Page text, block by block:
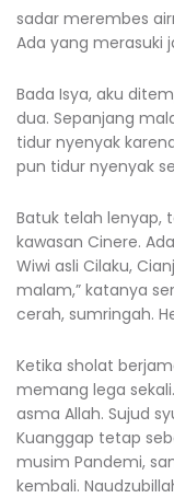
sadar merembes
Ada yang merasuki
Bada Isya, aku
dua. Sepanjang
tidur nyenyak
pun tidur nyenyak
Batuk telah lenyap,
kawasan Cinere.
Wiwi asli Cilaku,
malam,” katanya
cerah, sumringah.
Ketika sholat
memang lega
asma Allah. Sujud
Kuanggap tetap
musim Pandemi,
kembali.